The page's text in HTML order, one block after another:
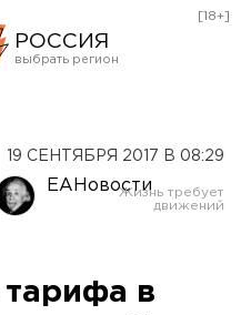
РОССИЯ
Оренбург
[18+]
19 СЕНТЯБРЯ 2017 В 08:29
ЕАНовости
в